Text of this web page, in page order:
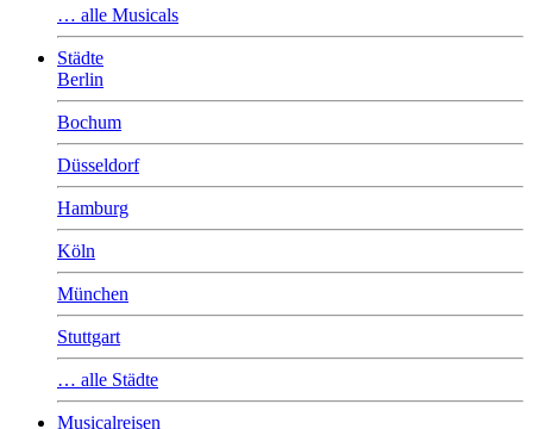
… alle Musicals
Städte
Berlin
Bochum
Düsseldorf
Hamburg
Köln
München
Stuttgart
… alle Städte
Musicalreisen